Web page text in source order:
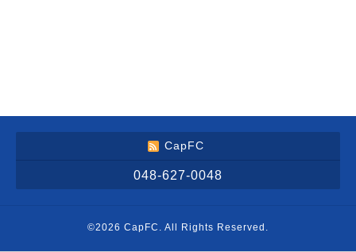
CapFC
048-627-0048
©2026 CapFC . All Rights Reserved.